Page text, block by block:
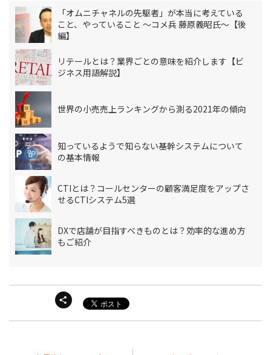
「オムニチャネルの先駆者」が本当に考えている
こと、やっていること 〜コメ兵 藤原義昭氏〜【後
編】
リテールとは？業界ごとの意味を紹介します【ビ
ジネス用語解説】
世界の小売売上ランキングから測る2021年の傾向
知っているようで知らない基幹システムについて
の基本情報
CTIとは？コールセンターの顧客満足度をアップさ
せるCTIシステム5選
DXで店舗が目指すべきものとは？効率的な進め方
もご紹介